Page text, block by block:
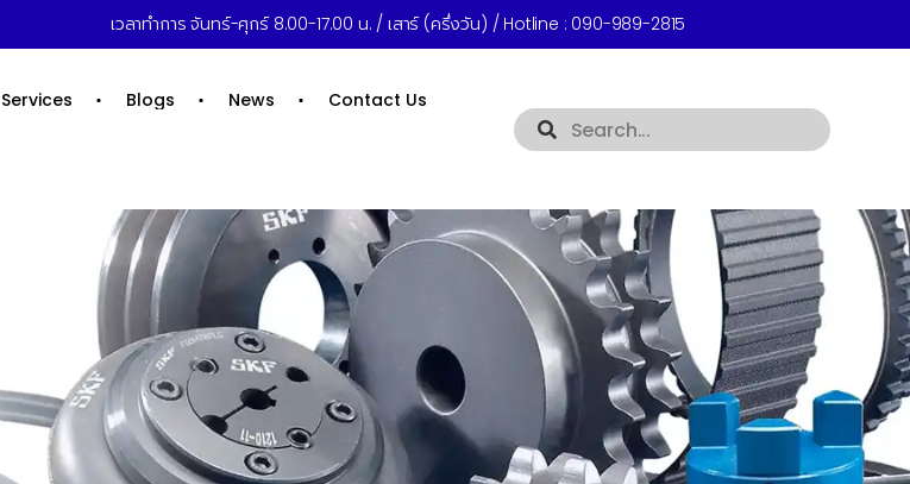
เวลาทำการ จันทร์-ศุกร์ 8.00-17.00 น. / เสาร์ (ครึ่งวัน) / Hotline : 090-989-2815
Services Blogs News Contact Us